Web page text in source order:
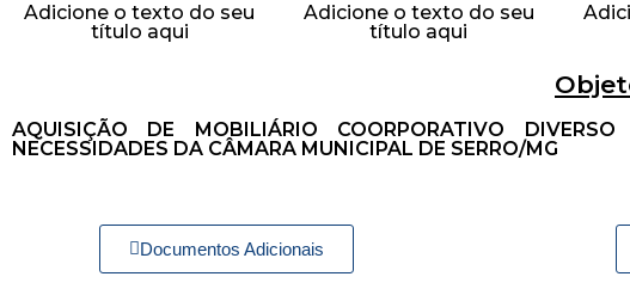
Adicione o texto do seu
título aqui
Adicione o texto do seu
título aqui
AQUISIÇÃO DE MOBILIÁRIO COORPORATIVO
NECESSIDADES DA CÂMARA MUNICIPAL DE SERRO/MG
Documentos Adicionais